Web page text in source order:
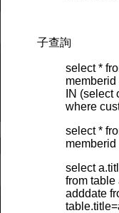
子查詢
select *
memberid
IN
where
select *
select
from table
adddate